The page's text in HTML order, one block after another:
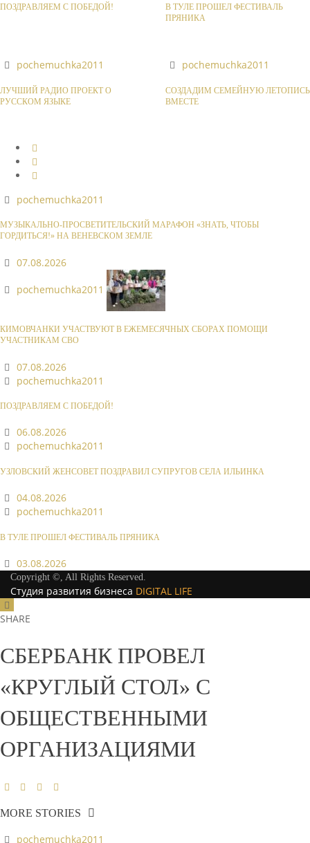
ПОЗДРАВЛЯЕМ С ПОБЕДОЙ!
В ТУЛЕ ПРОШЕЛ ФЕСТИВАЛЬ
ПРЯНИКА
pochemuchka2011
ЛУЧШИЙ РАДИО ПРОЕКТ О
РУССКОМ ЯЗЫКЕ
pochemuchka2011
СОЗДАДИМ СЕМЕЙНУЮ ЛЕТОПИСЬ
ВМЕСТЕ
pochemuchka2011
МУЗЫКАЛЬНО-ПРОСВЕТИТЕЛЬСКИЙ МАРАФОН «ЗНАТЬ, ЧТОБЫ
ГОРДИТЬСЯ!» НА ВЕНЕВСКОМ ЗЕМЛЕ
07.08.2026
pochemuchka2011
КИМОВЧАНКИ УЧАСТВУЮТ В ЕЖЕМЕСЯЧНЫХ СБОРАХ ПОМОЩИ
УЧАСТНИКАМ СВО
07.08.2026
pochemuchka2011
ПОЗДРАВЛЯЕМ С ПОБЕДОЙ!
06.08.2026
pochemuchka2011
УЗЛОВСКИЙ ЖЕНСОВЕТ ПОЗДРАВИЛ СУПРУГОВ СЕЛА ИЛЬИНКА
04.08.2026
pochemuchka2011
В ТУЛЕ ПРОШЕЛ ФЕСТИВАЛЬ ПРЯНИКА
03.08.2026
Copyright ©, All Rights Reserved.
Студия развития бизнеса DIGITAL LIFE
SHARE
СБЕРБАНК ПРОВЕЛ
«КРУГЛЫЙ СТОЛ» С
ОБЩЕСТВЕННЫМИ
ОРГАНИЗАЦИЯМИ
MORE STORIES
pochemuchka2011